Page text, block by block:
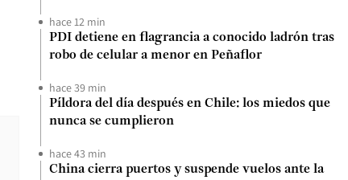
hace 12 min
PDI detiene en flagrancia a conocido ladrón tras
robo de celular a menor en Peñaflor
hace 39 min
Píldora del día después en Chile: los miedos que
nunca se cumplieron
hace 43 min
China cierra puertos y suspende vuelos ante la